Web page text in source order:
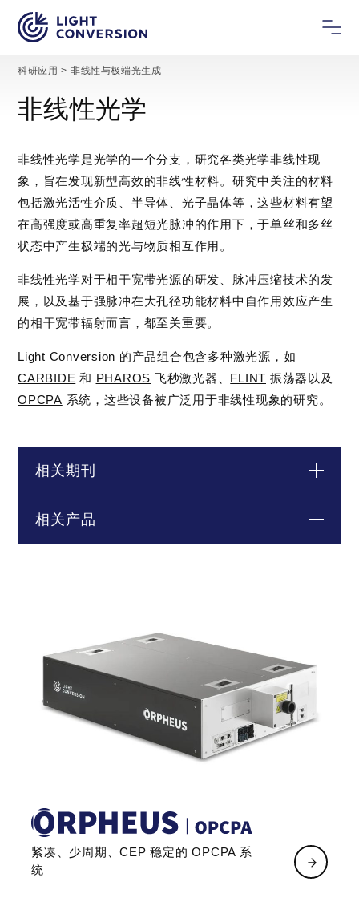
科研应用 > 非线性与极端光生成
非线性光学
非线性光学是光学的一个分支，研究各类光学非线性现
象，旨在发现新型高效的非线性材料。研究中关注的材料
包括激光活性介质、半导体、光子晶体等，这些材料有望
在高强度或高重复率超短光脉冲的作用下，于单丝和多丝
状态中产生极端的光与物质相互作用。
非线性光学对于相干宽带光源的研发、脉冲压缩技术的发
展，以及基于强脉冲在大孔径功能材料中自作用效应产生
的相干宽带辐射而言，都至关重要。
Light Conversion 的产品组合包含多种激光源，如
CARBIDE 和 PHAROS 飞秒激光器、 FLINT 振荡器以及
OPCPA 系统，这些设备被广泛用于非线性现象的研究。
相关期刊
相关产品
紧凑、少周期、CEP 稳定的 OPCPA 系
统